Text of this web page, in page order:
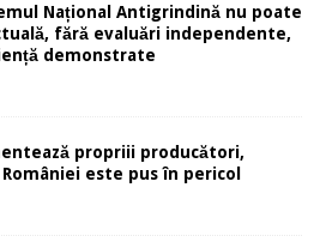
Național Antigrindină nu poate
fără evaluări independente,
demonstrate
propriii producători,
este pus în pericol